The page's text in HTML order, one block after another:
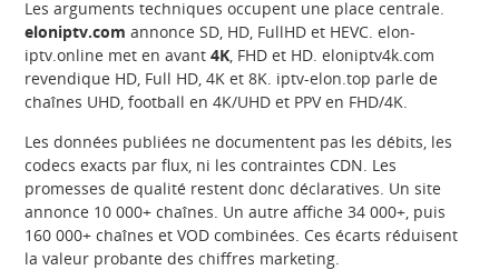
Les arguments techniques occupent une place centrale.
eloniptv.com annonce SD, HD, FullHD et HEVC. elon-
iptv.online met en avant4K, FHD et HD. eloniptv4k.com
revendique HD, Full HD, 4K et 8K. iptv-elon.top parle de
chaînes UHD, football en 4K/UHD et PPV en FHD/4K.
Les données publiées ne documentent pas les débits, les
codecs exacts par flux, ni les contraintes CDN. Les
promesses de qualité restent donc déclaratives. Un site
annonce 10 000+ chaînes. Un autre affiche 34 000+, puis
160 000+ chaînes et VOD combinées. Ces écarts réduisent
la valeur probante des chiffres marketing.